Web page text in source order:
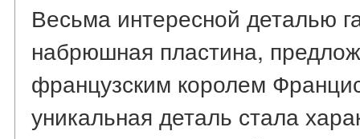
Весьма интересной деталью
набрюшная пластина,
французским королем
уникальная деталь стала